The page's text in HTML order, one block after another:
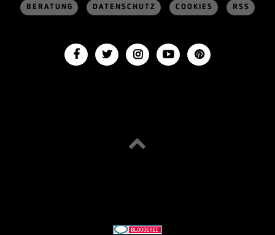
BERATUNG DATENSCHUTZ COOKIES RSS